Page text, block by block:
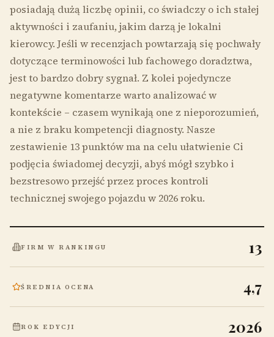
posiadają dużą liczbę opinii, co świadczy o ich stałej
aktywności i zaufaniu, jakim darzą je lokalni
kierowcy. Jeśli w recenzjach powtarzają się pochwały
dotyczące terminowości lub fachowego doradztwa,
jest to bardzo dobry sygnał. Z kolei pojedyncze
negatywne komentarze warto analizować w
kontekście – czasem wynikają one z nieporozumień,
a nie z braku kompetencji diagnosty. Nasze
zestawienie 13 punktów ma na celu ułatwienie Ci
podjęcia świadomej decyzji, abyś mógł szybko i
bezstresowo przejść przez proces kontroli
technicznej swojego pojazdu w 2026 roku.
FIRM W RANKINGU 13
ŚREDNIA OCENA 4,7
ROK EDYCJI 2026